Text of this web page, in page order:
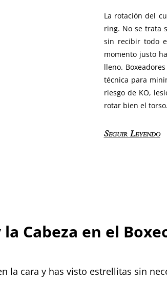
La rotación del
ring. No se trata
sin recibir todo
momento justo
lleno.
técnica para
riesgo de KO,
rotar bien el
Seguir Leyendo
Cabeza en el
la cara y has visto estrellitas sin